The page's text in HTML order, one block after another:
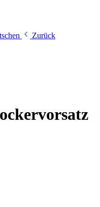
Zurück